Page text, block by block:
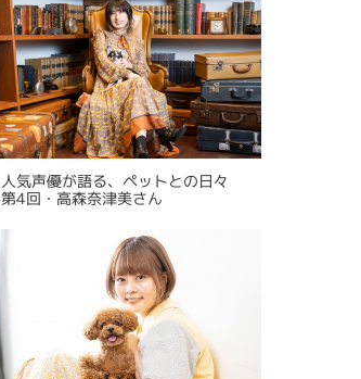
人気声優が語る、ペットとの日々
第4回・高森奈津美さん